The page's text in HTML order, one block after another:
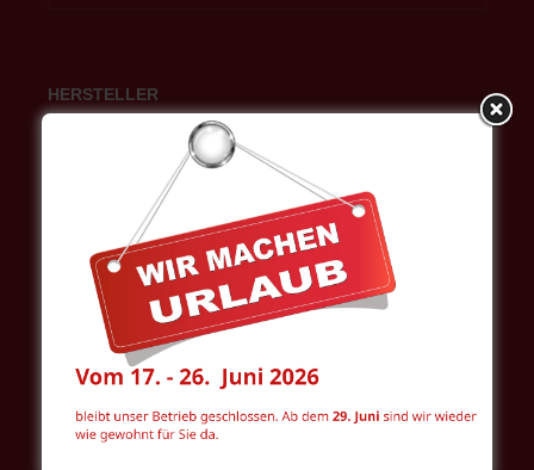
HERSTELLER
Anmelden
Eintrags-Feed
Kommentar-Feed
WordPress.org